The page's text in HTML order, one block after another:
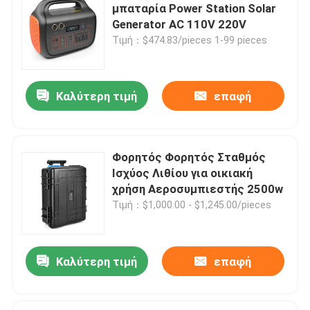
μπαταρία Power Station Solar
Generator AC 110V 220V
Τιμή：$474.83/pieces 1-99 pieces
Καλύτερη τιμή επαφή
Φορητός Φορητός Σταθμός
Ισχύος Λιθίου για οικιακή
χρήση Αεροσυμπιεστής 2500w
Τιμή：$1,000.00 - $1,245.00/pieces
Καλύτερη τιμή επαφή